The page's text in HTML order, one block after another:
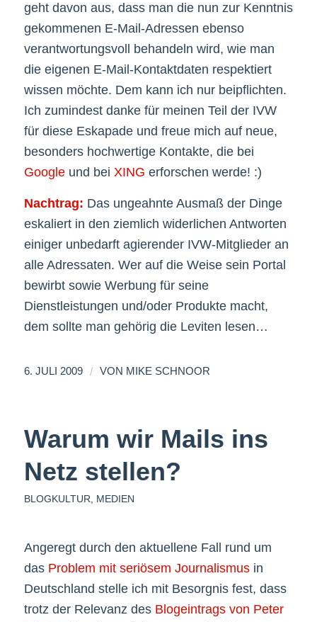
geht davon aus, dass man die nun zur Kenntnis
gekommenen E-Mail-Adressen ebenso
verantwortungsvoll behandeln wird, wie man
die eigenen E-Mail-Kontaktdaten respektiert
wissen möchte. Dem kann ich nur beipflichten.
Ich zumindest danke für meinen Teil der IVW
für diese Eskapade und freue mich auf neue,
besonders hochwertige Kontakte, die bei
Googleund bei XING erforschen werde! :)
Nachtrag: Das ungeahnte Ausmaß der Dinge
eskaliert in den ziemlich widerlichen Antworten
einiger unbedarft agierender IVW-Mitglieder an
alle Adressaten. Wer auf die Weise sein Portal
bewirbt sowie Werbung für seine
Dienstleistungen und/oder Produkte macht,
dem sollte man gehörig die Leviten lesen…
6. JULI 2009 / VON MIKE SCHNOOR
Warum wir Mails ins
Netz stellen?
BLOGKULTUR MEDIEN
Angeregt durch den aktuellene Fall rund um
das Problem mit seriösem Journalismusin
Deutschland stelle ich mit Besorgnis fest, dass
trotz der Relevanz des Blogeintrags von Peter